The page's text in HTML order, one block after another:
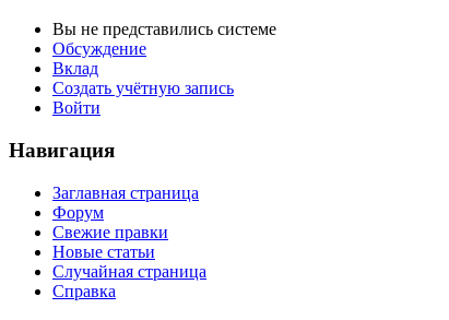
Вы не представились системе
Обсуждение
Вклад
Создать учётную запись
Войти
Навигация
Заглавная страница
Форум
Свежие правки
Новые статьи
Случайная страница
Справка